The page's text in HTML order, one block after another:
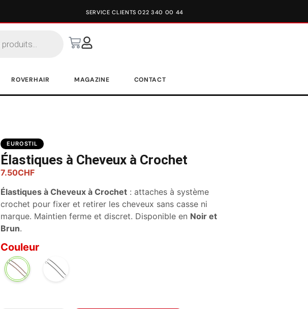
SERVICE CLIENTS 022 340 00 44
ROVERHAIR MAGAZINE CONTACT
EUROSTIL
Élastiques à Cheveux à Crochet
7.50CHF
Élastiques à Cheveux à Crochet : attaches à système
crochet pour fixer et retirer les cheveux sans casse ni
marque. Maintien ferme et discret. Disponible en Noir et
Brun.
Couleur
BRUN NOIR